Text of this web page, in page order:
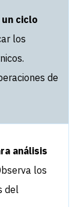
ciclo
los
de
análisis
los
del